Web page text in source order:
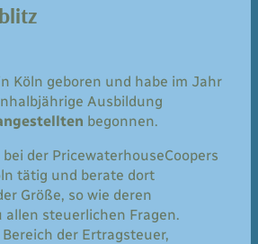
Köln geboren und habe im Jahr
Ausbildung
begonnen.
der PricewaterhouseCoopers
tätig und berate dort
Größe, so wie deren
allen steuerlichen Fragen.
der Ertragsteuer,